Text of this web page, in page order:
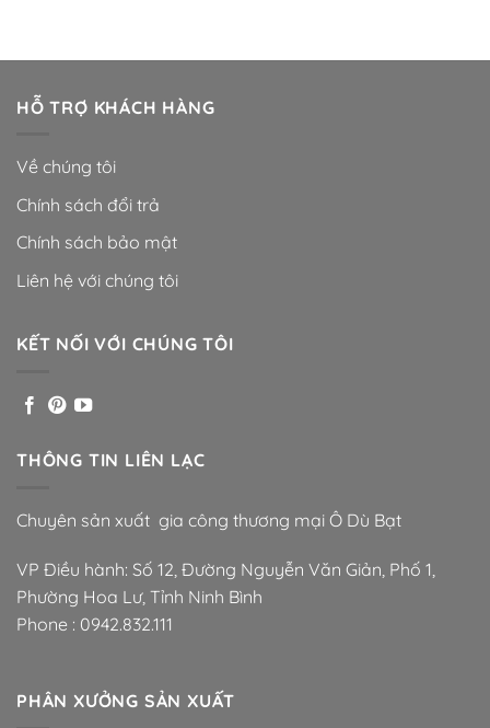
HỖ TRỢ KHÁCH HÀNG
Về chúng tôi
Chính sách đổi trả
Chính sách bảo mật
Liên hệ với chúng tôi
KẾT NỐI VỚI CHÚNG TÔI
THÔNG TIN LIÊN LẠC
Chuyên sản xuất gia công thương mại Ô Dù Bạt
VP Điều hành: Số 12, Đường Nguyễn Văn Giản, Phố 1,
Phường Hoa Lư, Tỉnh Ninh Bình
Phone : 0942.832.111
PHÂN XƯỞNG SẢN XUẤT